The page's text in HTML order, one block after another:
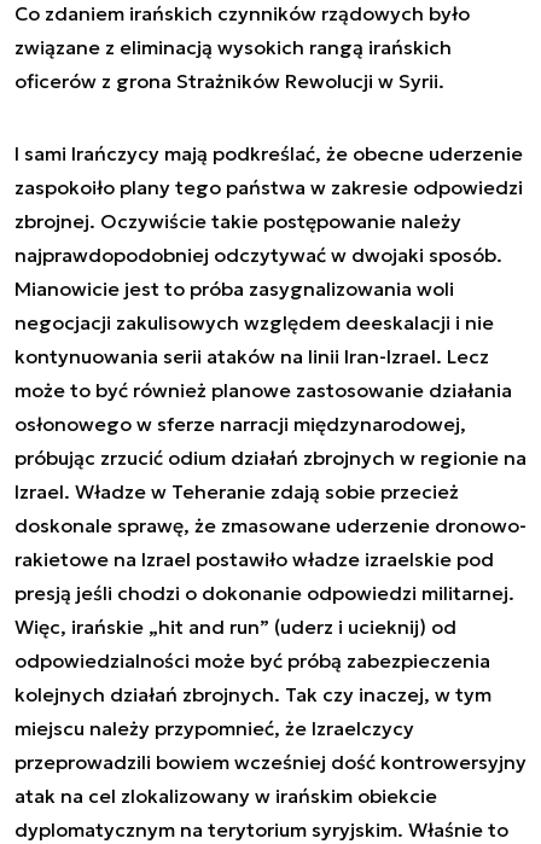
Co zdaniem irańskich czynników rządowych było
związane z eliminacją wysokich rangą irańskich
oficerów z grona Strażników Rewolucji w Syrii.
I sami Irańczycy mają podkreślać, że obecne uderzenie
zaspokoiło plany tego państwa w zakresie odpowiedzi
zbrojnej. Oczywiście takie postępowanie należy
najprawdopodobniej odczytywać w dwojaki sposób.
Mianowicie jest to próba zasygnalizowania woli
negocjacji zakulisowych względem deeskalacji i nie
kontynuowania serii ataków na linii Iran-Izrael. Lecz
może to być również planowe zastosowanie działania
osłonowego w sferze narracji międzynarodowej,
próbując zrzucić odium działań zbrojnych w regionie na
Izrael. Władze w Teheranie zdają sobie przecież
doskonale sprawę, że zmasowane uderzenie dronowo-
rakietowe na Izrael postawiło władze izraelskie pod
presją jeśli chodzi o dokonanie odpowiedzi militarnej.
Więc, irańskie „hit and run” (uderz i ucieknij) od
odpowiedzialności może być próbą zabezpieczenia
kolejnych działań zbrojnych. Tak czy inaczej, w tym
miejscu należy przypomnieć, że Izraelczycy
przeprowadzili bowiem wcześniej dość kontrowersyjny
atak na cel zlokalizowany w irańskim obiekcie
dyplomatycznym na terytorium syryjskim. Właśnie to